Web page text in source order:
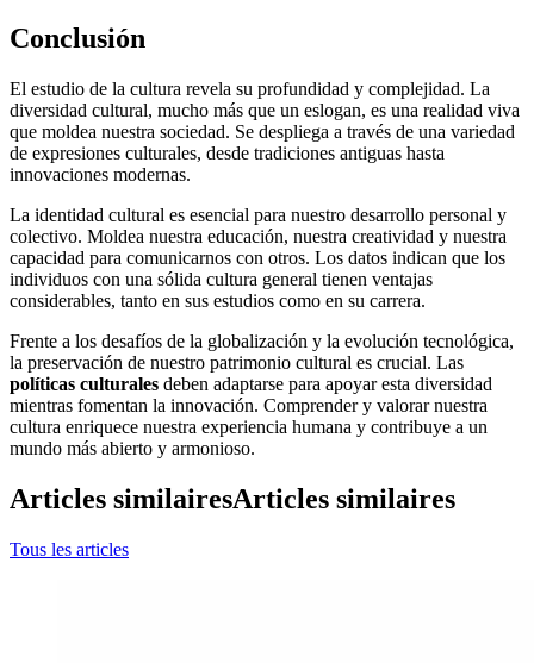
Conclusión
El estudio de la cultura revela su profundidad y complejidad. La
diversidad cultural, mucho más que un eslogan, es una realidad viva
que moldea nuestra sociedad. Se despliega a través de una variedad
de expresiones culturales, desde tradiciones antiguas hasta
innovaciones modernas.
La identidad cultural es esencial para nuestro desarrollo personal y
colectivo. Moldea nuestra educación, nuestra creatividad y nuestra
capacidad para comunicarnos con otros. Los datos indican que los
individuos con una sólida cultura general tienen ventajas
considerables, tanto en sus estudios como en su carrera.
Frente a los desafíos de la globalización y la evolución tecnológica,
la preservación de nuestro patrimonio cultural es crucial. Las
políticas culturales deben adaptarse para apoyar esta diversidad
mientras fomentan la innovación. Comprender y valorar nuestra
cultura enriquece nuestra experiencia humana y contribuye a un
mundo más abierto y armonioso.
Articles similairesArticles similaires
Tous les articles